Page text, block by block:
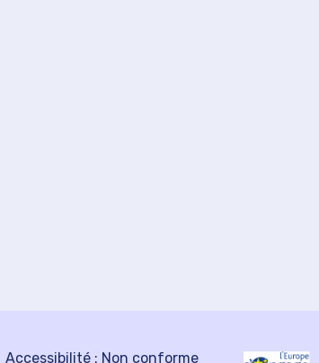
Accessibilité : Non conforme